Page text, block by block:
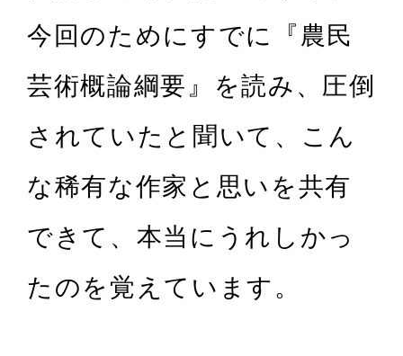
今回のためにすでに『農民
芸術概論綱要』を読み、圧倒
されていたと聞いて、こん
な稀有な作家と思いを共有
できて、本当にうれしかっ
たのを覚えています。